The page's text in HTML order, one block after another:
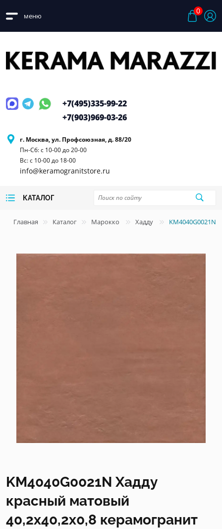
меню
0
г. Москва, ул. Профсоюзная, д. 88/20
Пн-Сб: с 10-00 до 20-00
Вс: с 10-00 до 18-00
info@keramogranitstore.ru
+7(495)335-99-22
+7(903)969-03-26
КАТАЛОГ
Главная Каталог Марокко Хадду
KM4040G0021N Хадду
красный матовый
40,2x40,2x0,8 керамогранит